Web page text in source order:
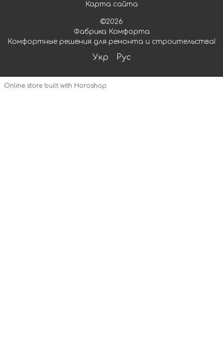
Карта сайта
©2026
Фабрика Комфорта
Комфортные решения для ремонта и строительства!
Укр Рус
Online store built with Horoshop